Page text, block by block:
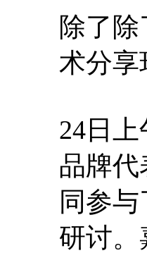
除了
术分享
24日
品牌
同参
研讨。